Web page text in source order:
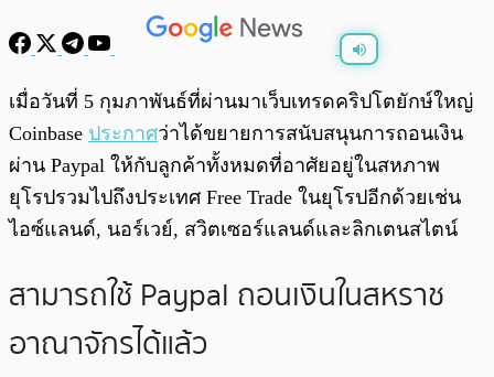
พร้อมเล่น 0:00 / 0:00
เมื่อวันที่ 5 กุมภาพันธ์ที่ผ่านมาเว็บเทรดคริปโตยักษ์ใหญ่
Coinbase ประกาศว่าได้ขยายการสนับสนุนการถอนเงิน
ผ่าน Paypal ให้กับลูกค้าทั้งหมดที่อาศัยอยู่ในสหภาพ
ยุโรปรวมไปถึงประเทศ Free Trade ในยุโรปอีกด้วยเช่น
ไอซ์แลนด์, นอร์เวย์, สวิตเซอร์แลนด์และลิกเตนสไตน์
สามารถใช้ Paypal ถอนเงินในสหราช
อาณาจักรได้แล้ว